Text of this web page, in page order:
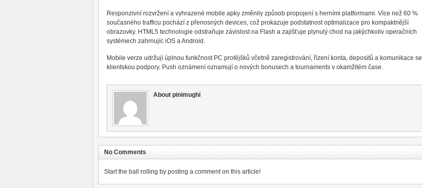
Responzivní rozvržení a vyhrazené mobile apky změnily způsob propojení s herními platformami. Více než 60 %
současného trafficu pochází z přenosných devices, což prokazuje podstatnost optimalizace pro kompaktnější
obrazovky. HTML5 technologie odstraňuje závislost na Flash a zajišťuje plynulý chod na jakýchkoliv operačních
systémech zahrnujíc iOS a Android.
Mobile verze udržují úplnou funkčnost PC protějšků včetně zaregistrování, řízení konta, depositů a komunikace se
klientskou podpory. Push oznámení oznamují o nových bonusech a tournaments v okamžitém čase.
About pinimughi
No Comments
Start the ball rolling by posting a comment on this article!